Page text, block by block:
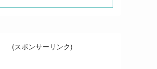
(スポンサーリンク)